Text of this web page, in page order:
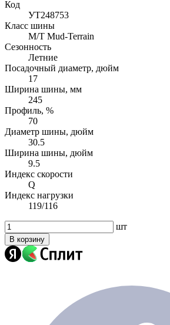
Код
УТ248753
Класс шины
M/T Mud-Terrain
Сезонность
Летние
Посадочный диаметр, дюйм
17
Ширина шины, мм
245
Профиль, %
70
Диаметр шины, дюйм
30.5
Ширина шины, дюйм
9.5
Индекс скорости
Q
Индекс нагрузки
119/116
шт
В корзину